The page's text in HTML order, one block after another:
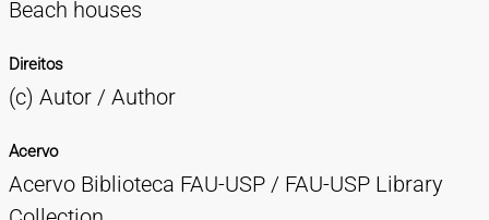
Beach houses
Direitos
(c) Autor / Author
Acervo
Acervo Biblioteca FAU-USP / FAU-USP Library